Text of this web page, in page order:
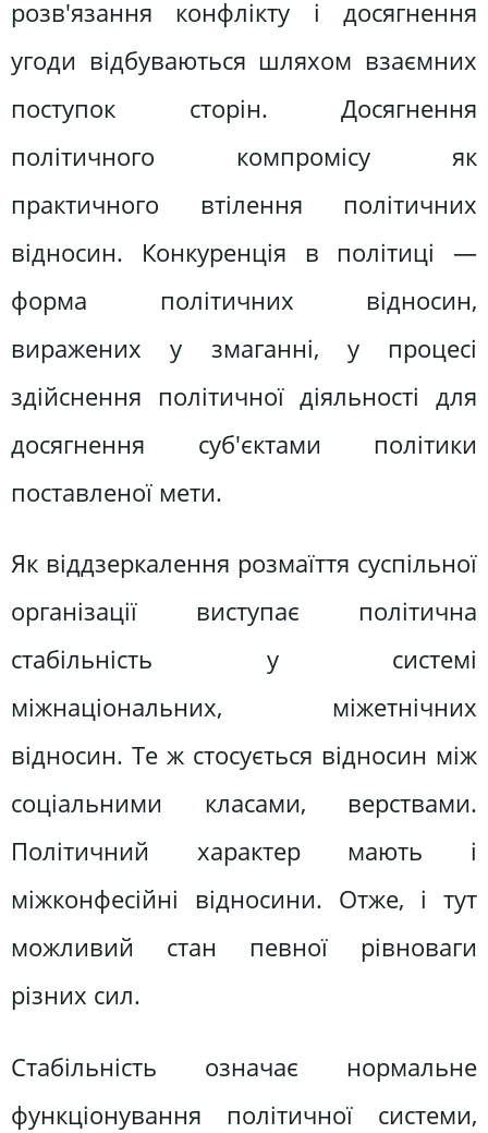
розв'язання конфлікту і досягнення
угоди відбуваються шляхом взаємних
поступок сторін. Досягнення
політичного компромісу як
практичного втілення політичних
відносин. Конкуренція в політиці —
форма політичних відносин,
виражених у змаганні, у процесі
здійснення політичної діяльності для
досягнення суб'єктами політики
поставленої мети.
Як віддзеркалення розмаїття суспільної
організації виступає політична
стабільність у системі
міжнаціональних, міжетнічних
відносин. Те ж стосується відносин між
соціальними класами, верствами.
Політичний характер мають і
міжконфесійні відносини. Отже, і тут
можливий стан певної рівноваги
різних сил.
Стабільність означає нормальне
функціонування політичної системи,